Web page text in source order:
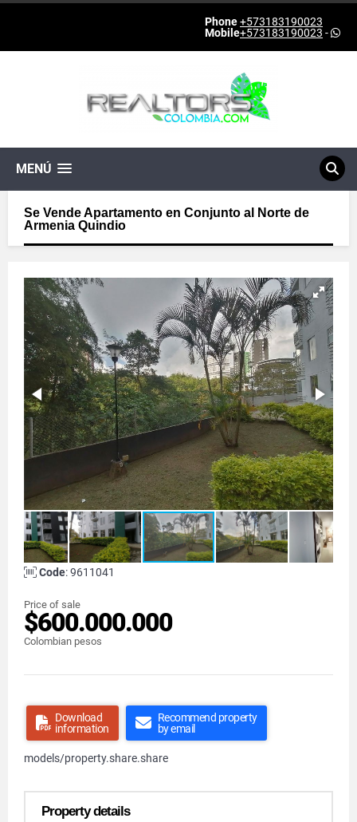
Phone+573183190023
Mobile+573183190023 -
MENÚ
Se Vende Apartamento en Conjunto al Norte de
Armenia Quindio
Code: 9611041
Price of sale
$600.000.000
Colombian pesos
Download
information
Recommend property
by email
models/property.share.share
Property details